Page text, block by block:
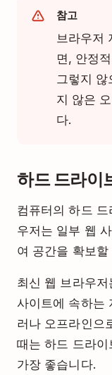
참고
브라우저
면, 안정
그렇지
지 않은
다.
하드 드라이
컴퓨터의 하드
우저는 일부 웹
여 공간을 확보할
최신 웹 브라우
사이트에 속하는
러나 오프라인으
때는 하드 드라이
가장 좋습니다.